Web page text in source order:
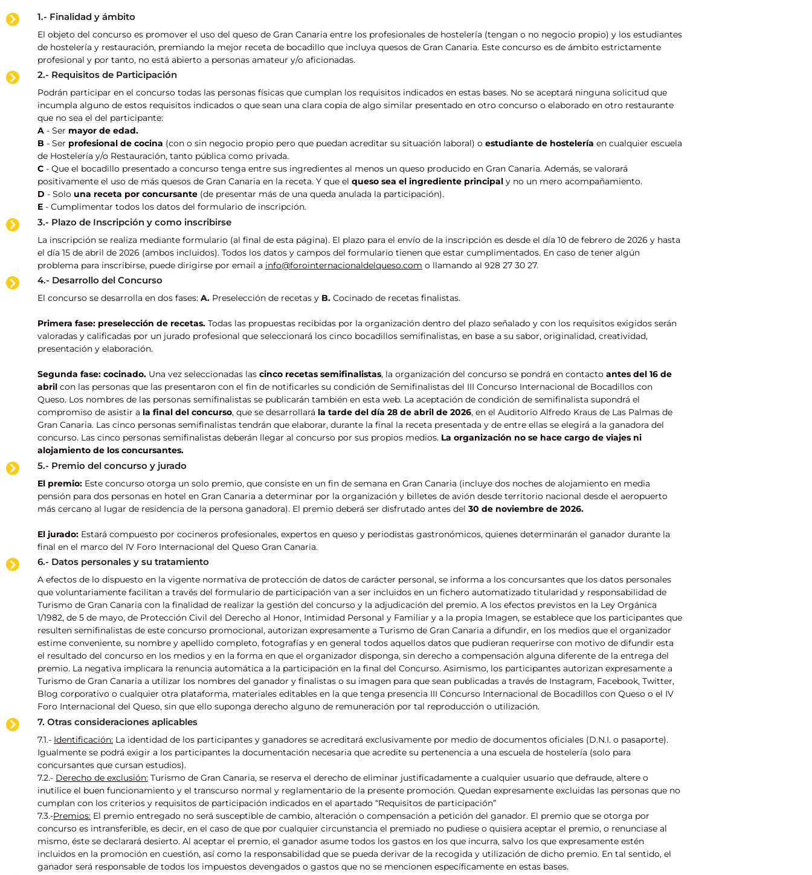
1.- Finalidad y ámbito
El objeto del concurso es promover el uso del queso de Gran Canaria entre los profesionales de hostelería (tengan o no negocio propio) y los estudiantes
de hostelería y restauración, premiando la mejor receta de bocadillo que incluya quesos de Gran Canaria. Este concurso es de ámbito estrictamente
profesional y por tanto, no está abierto a personas amateur y/o aficionadas.
2.- Requisitos de Participación
Podrán participar en el concurso todas las personas físicas que cumplan los requisitos indicados en estas bases. No se aceptará ninguna solicitud que
incumpla alguno de estos requisitos indicados o que sean una clara copia de algo similar presentado en otro concurso o elaborado en otro restaurante
que no sea el del participante:
A - Ser mayor de edad.
B - Ser profesional de cocina (con o sin negocio propio pero que puedan acreditar su situación laboral) o estudiante de hostelería en cualquier escuela
de Hostelería y/o Restauración, tanto pública como privada.
C - Que el bocadillo presentado a concurso tenga entre sus ingredientes al menos un queso producido en Gran Canaria. Además, se valorará
positivamente el uso de más quesos de Gran Canaria en la receta. Y que el queso sea el ingrediente principal y no un mero acompañamiento.
D - Solo una receta por concursante (de presentar más de una queda anulada la participación).
E - Cumplimentar todos los datos del formulario de inscripción.
3.- Plazo de Inscripción y como inscribirse
La inscripción se realiza mediante formulario (al final de esta página). El plazo para el envío de la inscripción es desde el día 10 de febrero de 2026 y hasta
el día 15 de abril de 2026 (ambos incluidos). Todos los datos y campos del formulario tienen que estar cumplimentados. En caso de tener algún
problema para inscribirse, puede dirigirse por email a info@forointernacionaldelqueso.com o llamando al 928 27 30 27.
4.- Desarrollo del Concurso
El concurso se desarrolla en dos fases: A. Preselección de recetas y B. Cocinado de recetas finalistas.
Primera fase: preselección de recetas. Todas las propuestas recibidas por la organización dentro del plazo señalado y con los requisitos exigidos serán
valoradas y calificadas por un jurado profesional que seleccionará los cinco bocadillos semifinalistas, en base a su sabor, originalidad, creatividad,
presentación y elaboración.
Segunda fase: cocinado. Una vez seleccionadas las cinco recetas semifinalistas, la organización del concurso se pondrá en contacto antes del 16 de
abril con las personas que las presentaron con el fin de notificarles su condición de Semifinalistas del III Concurso Internacional de Bocadillos con
Queso. Los nombres de las personas semifinalistas se publicarán también en esta web. La aceptación de condición de semifinalista supondrá el
compromiso de asistir a la final del concurso, que se desarrollará la tarde del día 28 de abril de 2026, en el Auditorio Alfredo Kraus de Las Palmas de
Gran Canaria. Las cinco personas semifinalistas tendrán que elaborar, durante la final la receta presentada y de entre ellas se elegirá a la ganadora del
concurso. Las cinco personas semifinalistas deberán llegar al concurso por sus propios medios. La organización no se hace cargo de viajes ni
alojamiento de los concursantes.
5.- Premio del concurso y jurado
El premio: Este concurso otorga un solo premio, que consiste en un fin de semana en Gran Canaria (incluye dos noches de alojamiento en media
pensión para dos personas en hotel en Gran Canaria a determinar por la organización y billetes de avión desde territorio nacional desde el aeropuerto
más cercano al lugar de residencia de la persona ganadora). El premio deberá ser disfrutado antes del 30 de noviembre de 2026.
El jurado: Estará compuesto por cocineros profesionales, expertos en queso y periodistas gastronómicos, quienes determinarán el ganador durante la
final en el marco del IV Foro Internacional del Queso Gran Canaria.
6.- Datos personales y su tratamiento
A efectos de lo dispuesto en la vigente normativa de protección de datos de carácter personal, se informa a los concursantes que los datos personales
que voluntariamente facilitan a través del formulario de participación van a ser incluidos en un fichero automatizado titularidad y responsabilidad de
Turismo de Gran Canaria con la finalidad de realizar la gestión del concurso y la adjudicación del premio. A los efectos previstos en la Ley Orgánica
1/1982, de 5 de mayo, de Protección Civil del Derecho al Honor, Intimidad Personal y Familiar y a la propia Imagen, se establece que los participantes que
resulten semifinalistas de este concurso promocional, autorizan expresamente a Turismo de Gran Canaria a difundir, en los medios que el organizador
estime conveniente, su nombre y apellido completo, fotografías y en general todos aquellos datos que pudieran requerirse con motivo de difundir esta
el resultado del concurso en los medios y en la forma en que el organizador disponga, sin derecho a compensación alguna diferente de la entrega del
premio. La negativa implicara la renuncia automática a la participación en la final del Concurso. Asimismo, los participantes autorizan expresamente a
Turismo de Gran Canaria a utilizar los nombres del ganador y finalistas o su imagen para que sean publicadas a través de Instagram, Facebook, Twitter,
Blog corporativo o cualquier otra plataforma, materiales editables en la que tenga presencia III Concurso Internacional de Bocadillos con Queso o el IV
Foro Internacional del Queso, sin que ello suponga derecho alguno de remuneración por tal reproducción o utilización.
7. Otras consideraciones aplicables
7.1.- Identificación: La identidad de los participantes y ganadores se acreditará exclusivamente por medio de documentos oficiales (D.N.I. o pasaporte).
Igualmente se podrá exigir a los participantes la documentación necesaria que acredite su pertenencia a una escuela de hostelería (solo para
concursantes que cursan estudios).
7.2.- Derecho de exclusión: Turismo de Gran Canaria, se reserva el derecho de eliminar justificadamente a cualquier usuario que defraude, altere o
inutilice el buen funcionamiento y el transcurso normal y reglamentario de la presente promoción. Quedan expresamente excluidas las personas que no
cumplan con los criterios y requisitos de participación indicados en el apartado “Requisitos de participación”
7.3.-Premios: El premio entregado no será susceptible de cambio, alteración o compensación a petición del ganador. El premio que se otorga por
concurso es intransferible, es decir, en el caso de que por cualquier circunstancia el premiado no pudiese o quisiera aceptar el premio, o renunciase al
mismo, éste se declarará desierto. Al aceptar el premio, el ganador asume todos los gastos en los que incurra, salvo los que expresamente estén
incluidos en la promoción en cuestión, así como la responsabilidad que se pueda derivar de la recogida y utilización de dicho premio. En tal sentido, el
ganador será responsable de todos los impuestos devengados o gastos que no se mencionen específicamente en estas bases.